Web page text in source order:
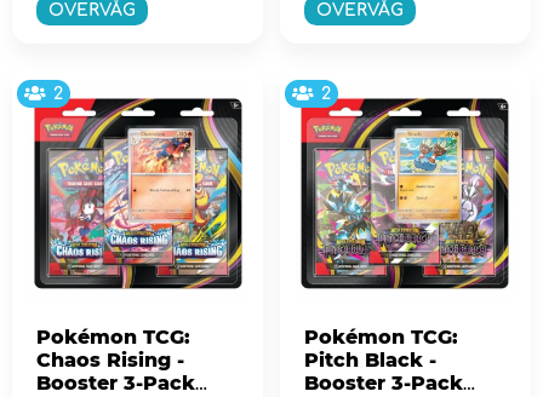
OVERVÅG OVERVÅG
2
Pokémon TCG:
Chaos Rising -
Booster 3-Pack
2
Pokémon TCG:
Pitch Black -
Booster 3-Pack